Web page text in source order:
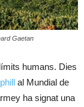
Gaetan
humans. Dies
al Mundial de
ha signat una